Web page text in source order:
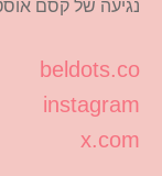
נגיעה של קסם
beldots.co
instagram
x.com